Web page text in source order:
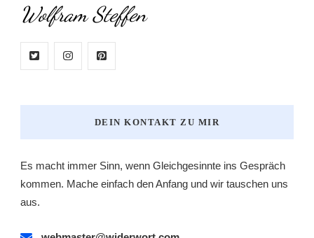
Wolfram Steffen
DEIN KONTAKT ZU MIR
Es macht immer Sinn, wenn Gleichgesinnte ins Gespräch
kommen. Mache einfach den Anfang und wir tauschen uns
aus.